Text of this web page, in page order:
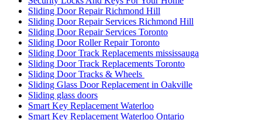
Sliding Door Repair Richmond Hill
Sliding Door Repair Services Richmond Hill
Sliding Door Repair Services Toronto
Sliding Door Roller Repair Toronto
Sliding Door Track Replacements mississauga
Sliding Door Track Replacements Toronto
Sliding Door Tracks & Wheels
Sliding Glass Door Replacement in Oakville
Sliding glass doors
Smart Key Replacement Waterloo
Smart Key Replacement Waterloo Ontario